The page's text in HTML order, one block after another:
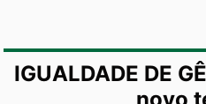
IGUALDADE DE